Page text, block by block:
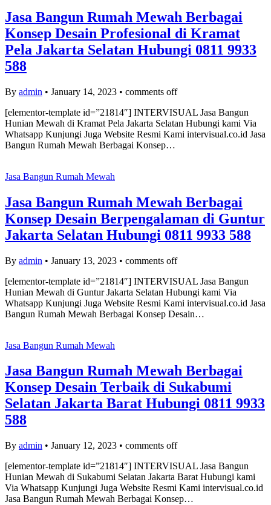
Jasa Bangun Rumah Mewah Berbagai
Konsep Desain Profesional di Kramat
Pela Jakarta Selatan Hubungi 0811 9933
588
By admin • January 14, 2023 • comments off
[elementor-template id=”21814″] INTERVISUAL Jasa Bangun
Hunian Mewah di Kramat Pela Jakarta Selatan Hubungi kami Via
Whatsapp Kunjungi Juga Website Resmi Kami intervisual.co.id Jasa
Bangun Rumah Mewah Berbagai Konsep…
Jasa Bangun Rumah Mewah
Jasa Bangun Rumah Mewah Berbagai
Konsep Desain Berpengalaman di Guntur
Jakarta Selatan Hubungi 0811 9933 588
By admin • January 13, 2023 • comments off
[elementor-template id=”21814″] INTERVISUAL Jasa Bangun
Hunian Mewah di Guntur Jakarta Selatan Hubungi kami Via
Whatsapp Kunjungi Juga Website Resmi Kami intervisual.co.id Jasa
Bangun Rumah Mewah Berbagai Konsep Desain…
Jasa Bangun Rumah Mewah
Jasa Bangun Rumah Mewah Berbagai
Konsep Desain Terbaik di Sukabumi
Selatan Jakarta Barat Hubungi 0811 9933
588
By admin • January 12, 2023 • comments off
[elementor-template id=”21814″] INTERVISUAL Jasa Bangun
Hunian Mewah di Sukabumi Selatan Jakarta Barat Hubungi kami
Via Whatsapp Kunjungi Juga Website Resmi Kami intervisual.co.id
Jasa Bangun Rumah Mewah Berbagai Konsep…